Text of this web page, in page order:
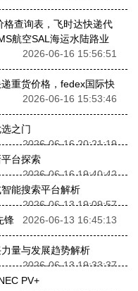
查询表，飞时达快递代
航空SAL海运水陆路业
2026-06-16 15:56:51
重货价格，fedex国际快
2026-06-16 15:53:46
之门
2026-06-16 20:21:19
台探索
2026-06-16 19:40:42
能搜索平台解析
2026-06-13 19:09:57
锋
2026-06-13 16:45:13
量与发展趋势解析
2026-06-13 19:33:37
PV+